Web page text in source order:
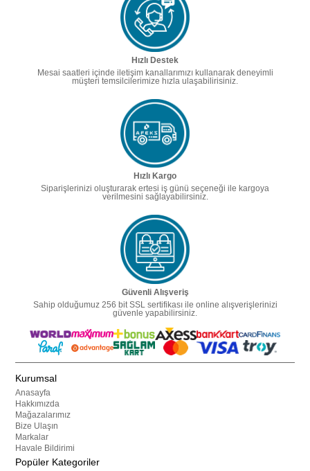
Hızlı Destek
Mesai saatleri içinde iletişim kanallarımızı kullanarak deneyimli
müşteri temsilcilerimize hızla ulaşabilirisiniz.
Hızlı Kargo
Siparişlerinizi oluşturarak ertesi iş günü seçeneği ile kargoya
verilmesini sağlayabilirsiniz.
Güvenli Alışveriş
Sahip olduğumuz 256 bit SSL sertifikası ile online alışverişlerinizi
güvenle yapabilirsiniz.
Kurumsal
Anasayfa
Hakkımızda
Mağazalarımız
Bize Ulaşın
Markalar
Havale Bildirimi
Popüler Kategoriler